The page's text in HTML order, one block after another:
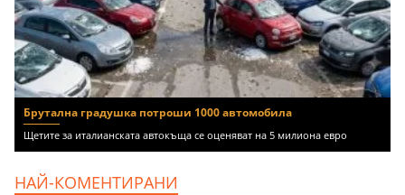
Брутална градушка потроши 1000 автомобила
Щетите за италианската автокъща се оценяват на 5 милиона евро
НАЙ-КОМЕНТИРАНИ